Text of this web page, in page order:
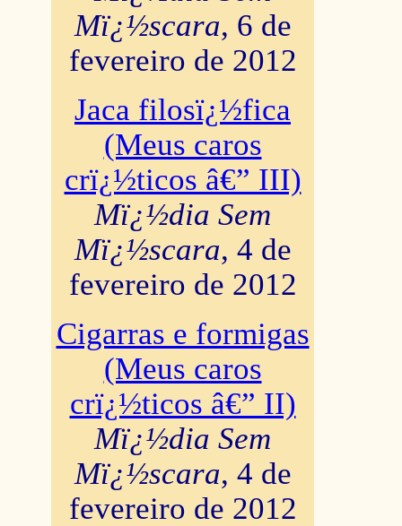
Mï¿½scara, 6 de
fevereiro de 2012
Jaca filosï¿½fica
(Meus caros
crï¿½ticos â€” III)
Mï¿½dia Sem
Mï¿½scara, 4 de
fevereiro de 2012
Cigarras e formigas
(Meus caros
crï¿½ticos â€” II)
Mï¿½dia Sem
Mï¿½scara, 4 de
fevereiro de 2012